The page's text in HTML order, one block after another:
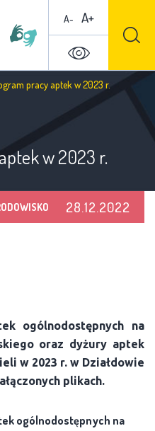
A- A+
pracy aptek w 2023 r.
w 2023 r.
28.12.2022
ogólnodostępnych na
oraz dyżury aptek
w 2023 r. w Działdowie
plikach.
ogólnodostępnych na